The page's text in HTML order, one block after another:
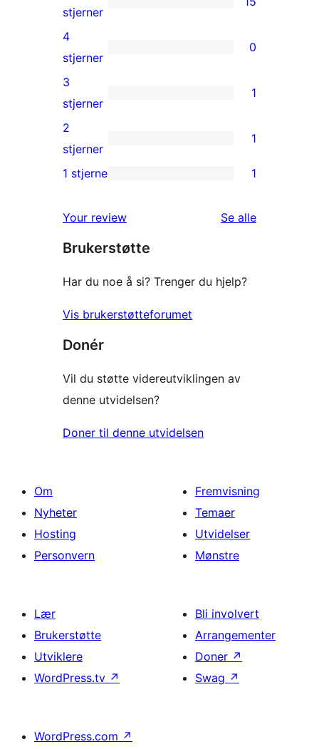
15
5-
star
reviews
stjerner
0
4-
star
reviews
4
stjerner
0
1
3-
star
review
3
stjerner
1
1
2-
review
2
stjerner
1
star
review
1 stjerne 1
Your review Se alleomtalene
Brukerstøtte
Har du noe å si? Trenger du hjelp?
Vis brukerstøtteforumet
Donér
Vil du støtte videreutviklingen av
denne utvidelsen?
Doner til denne utvidelsen
Om
Nyheter
Hosting
Personvern
Fremvisning
Temaer
Utvidelser
Mønstre
Lær
Brukerstøtte
Utviklere
WordPress.tv ↗
Bli involvert
Arrangementer
Doner ↗
Swag ↗
WordPress.com ↗